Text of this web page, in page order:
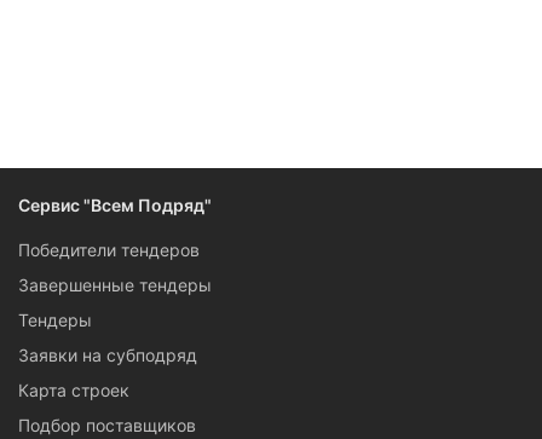
Сервис "Всем Подряд"
Победители тендеров
Завершенные тендеры
Тендеры
Заявки на субподряд
Карта строек
Подбор поставщиков